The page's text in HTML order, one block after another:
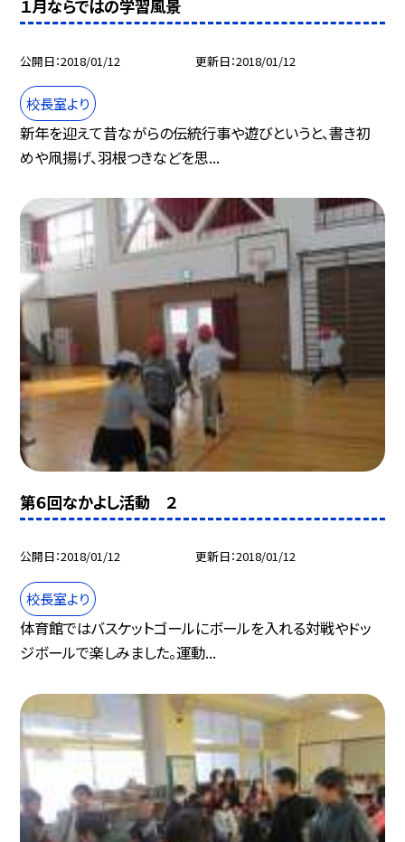
１月ならではの学習風景
公開日 2018/01/12 更新日 2018/01/12
校長室より
新年を迎えて昔ながらの伝統行事や遊びというと、書き初
めや凧揚げ、羽根つきなどを思...
第６回なかよし活動 ２
公開日 2018/01/12 更新日 2018/01/12
校長室より
体育館ではバスケットゴールにボールを入れる対戦やドッ
ジボールで楽しみました。運動...